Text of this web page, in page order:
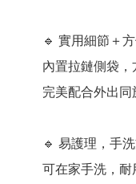
🔹 實用細節＋
內置拉鏈側袋，
完美配合外出同
🔹 易護理，手
可在家手洗，耐